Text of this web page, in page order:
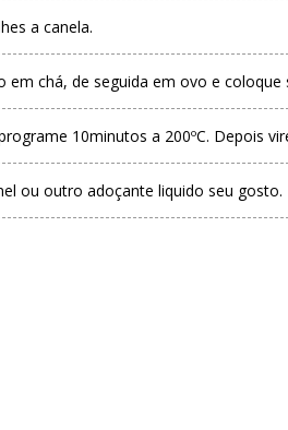
a canela.
em chá, de seguida em ovo e coloque
10minutos a 200ºC. Depois
ou outro adoçante liquido seu gosto.